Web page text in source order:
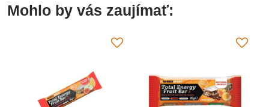
Mohlo by vás zaujímať: